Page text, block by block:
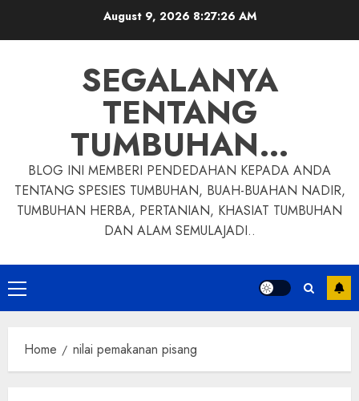
August 9, 2026 8:27:26 AM
SEGALANYA
TENTANG
TUMBUHAN…
BLOG INI MEMBERI PENDEDAHAN KEPADA ANDA
TENTANG SPESIES TUMBUHAN, BUAH-BUAHAN NADIR,
TUMBUHAN HERBA, PERTANIAN, KHASIAT TUMBUHAN
DAN ALAM SEMULAJADI..
Primary
Menu
Home nilai pemakanan pisang